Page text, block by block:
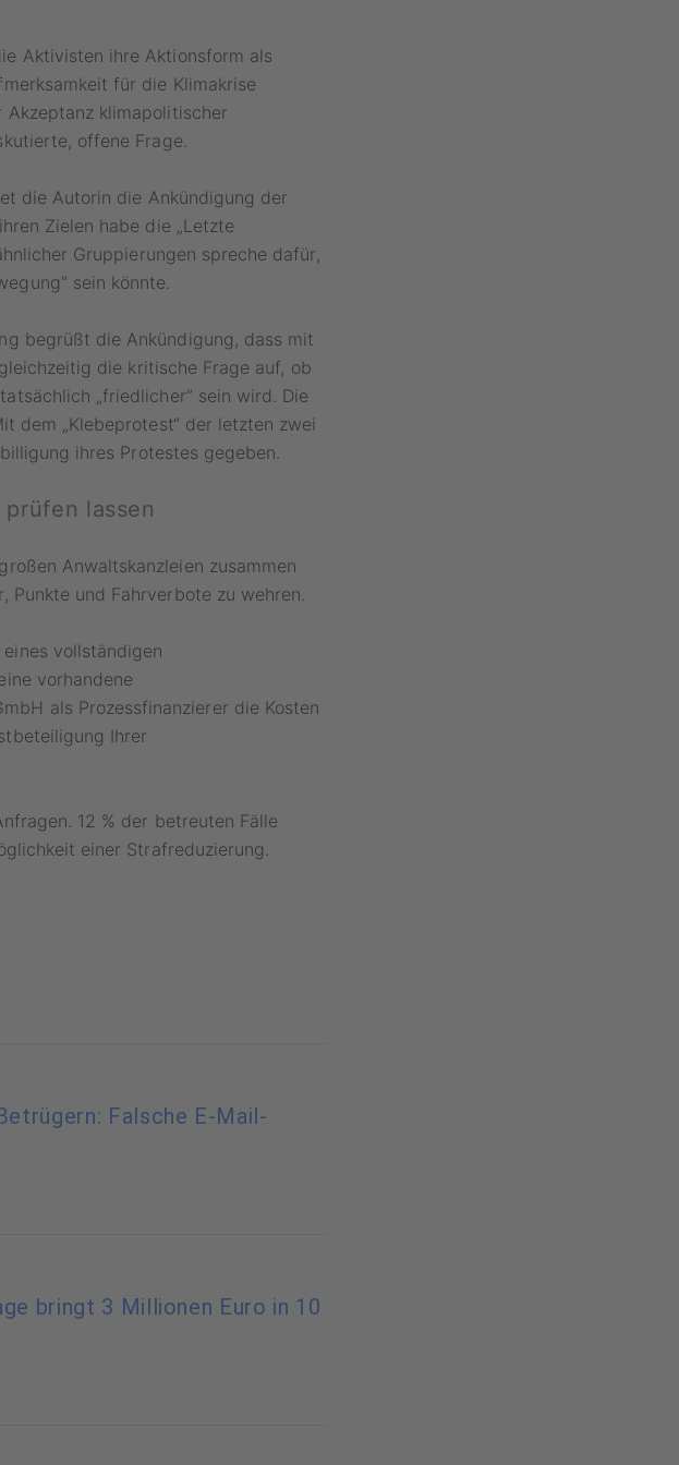
Aktivisten ihre Aktionsform als
für die Klimakrise
klimapolitischer
offene Frage.
die Autorin die Ankündigung der
Zielen habe die „Letzte
Gruppierungen spreche dafür,
sein könnte.
begrüßt die Ankündigung, dass mit
die kritische Frage auf, ob
„friedlicher“ sein wird. Die
dem „Klebeprotest“ der letzten zwei
ihres Protestes gegeben.
lassen
Anwaltskanzleien zusammen
Punkte und Fahrverbote zu wehren.
vollständigen
vorhandene
als Prozessfinanzierer die Kosten
Ihrer
12 % der betreuten Fälle
einer Strafreduzierung.
Falsche E-Mail-
bringt 3 Millionen Euro in 10